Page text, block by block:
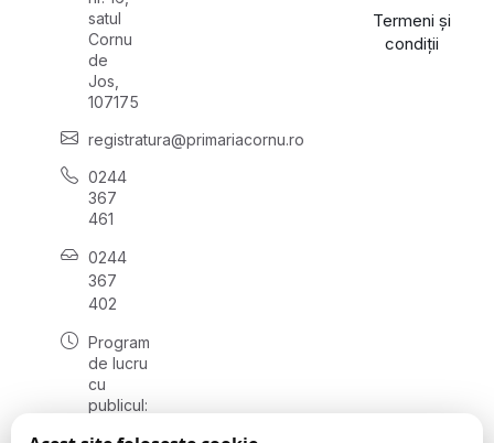
satul
Cornu
de
Jos,
107175
registratura@primariacornu.ro
0244
367
461
0244
367
402
Program
de lucru
cu
publicul:
Termeni și
condiții